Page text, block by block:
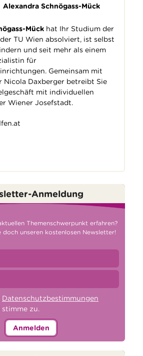
Alexandra Schnögass-Mück
Mückhat Ihr Studium der
TU Wien absolviert, ist selbst
und seit mehr als einem
für
Gemeinsam mit
Nicola Daxberger betreibt Sie
mit individuellen
Wiener Josefstadt.
Anmeldung
Themenschwerpunkt erfahren?
doch unseren kostenlosen Newsletter!
Datenschutzbestimmungen
stimme zu.
Anmelden